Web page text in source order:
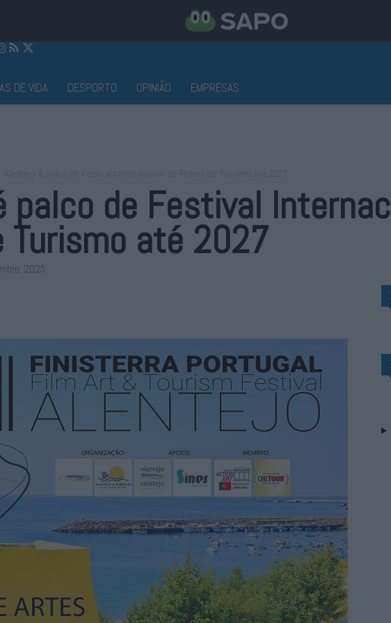
DE VIDA DESPORTO OPINIÃO EMPRESAS
palco de Festival
Turismo até 2027
2025